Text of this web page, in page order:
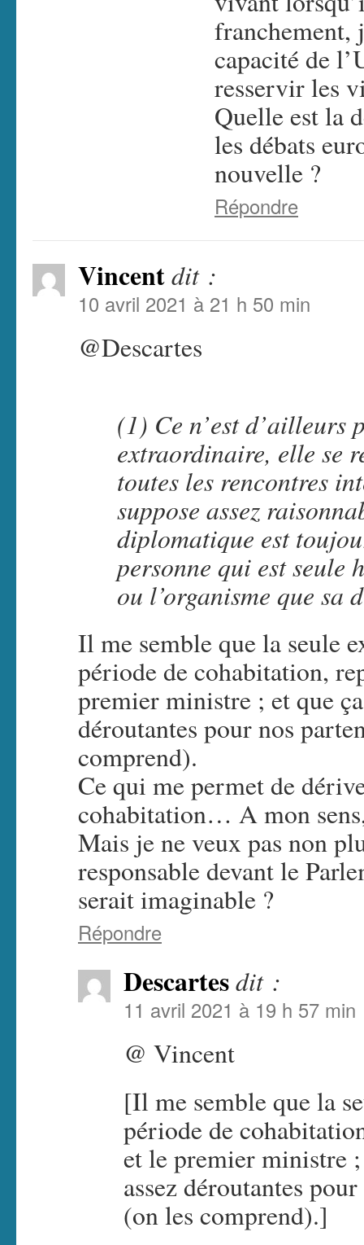
franchement,
capacité de
resservir les
Quelle est la
les débats
nouvelle ?
Répondre
Vincentdit :
10 avril 2021 à 21 h 50 min
@Descartes
(1) Ce n’est d’ailleurs
extraordinaire, elle se
toutes les rencontres
suppose assez
diplomatique est
personne qui est seule
ou l’organisme que sa
Il me semble que la seule
période de cohabitation,
premier ministre ; et que
déroutantes pour nos
comprend).
Ce qui me permet de
cohabitation… A mon
Mais je ne veux pas non
responsable devant le
serait imaginable ?
Répondre
Descartesdit :
11 avril 2021 à 19 h 57 min
@ Vincent
[Il me semble que la
période de
et le premier ministre ;
assez déroutantes
(on les comprend).]